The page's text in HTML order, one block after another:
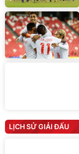
LỊCH SỬ GIẢI ĐẤU